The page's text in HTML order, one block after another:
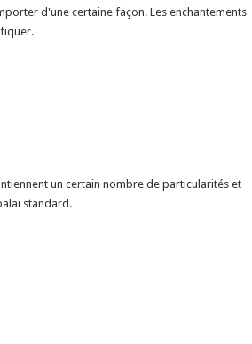
d'une certaine façon. Les enchantements
un certain nombre de particularités et
standard.